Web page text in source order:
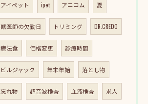
アイペット ipet アニコム 夏
獣医師の欠勤日 トリミング DR.CREDO
療法食 価格変更 診療時間
ビルジャック 年末年始 落とし物
忘れ物 超音波検査 血液検査 求人